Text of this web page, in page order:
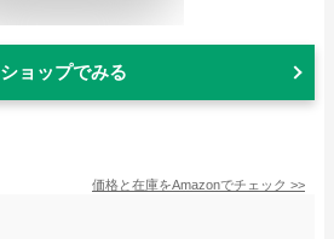
ショップでみる
価格と在庫をAmazonでチェック >>